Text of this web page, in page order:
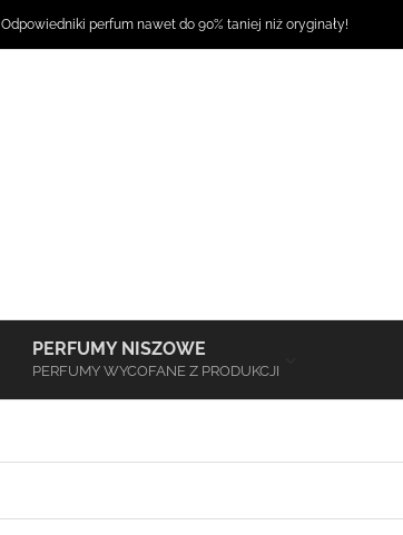
Odpowiedniki perfum nawet do 90% taniej niż oryginały!
PERFUMY NISZOWE
PERFUMY WYCOFANE Z PRODUKCJI